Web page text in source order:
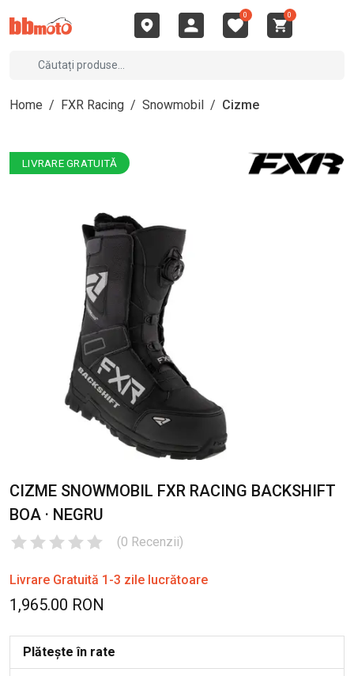
0 0
Home / FXR Racing / Snowmobil / Cizme
LIVRARE GRATUITĂ
CIZME SNOWMOBIL FXR RACING BACKSHIFT
BOA · NEGRU
(0 Recenzii)
Livrare Gratuită 1-3 zile lucrătoare
1,965.00 RON
Plătește în rate